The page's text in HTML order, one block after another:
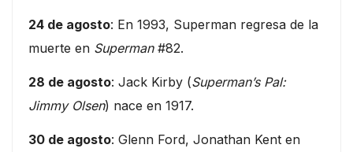
24 de agosto: En 1993, Superman regresa de la
muerte en Superman#82.
28 de agosto: Jack Kirby (Superman’s Pal:
Jimmy Olsen) nace en 1917.
30 de agosto: Glenn Ford, Jonathan Kent en